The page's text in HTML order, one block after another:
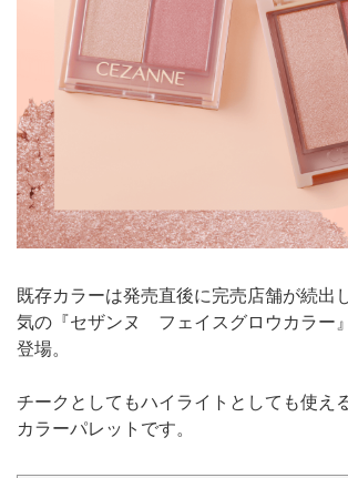
既存カラーは発売直後に完売店舗が続出
気の『セザンヌ フェイスグロウカラー
登場。
チークとしてもハイライトとしても使え
カラーパレットです。